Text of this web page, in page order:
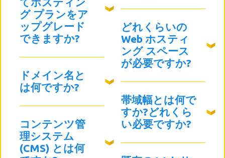
てホスティン
グ プランをア
ップグレード
できますか?
ドメイン名と
は何ですか?
コンテンツ管
理システム
(CMS) とは何
どれくらいの
Web ホスティ
ング スペース
が必要ですか?
帯域幅とは何で
すか?どれくら
い必要ですか?